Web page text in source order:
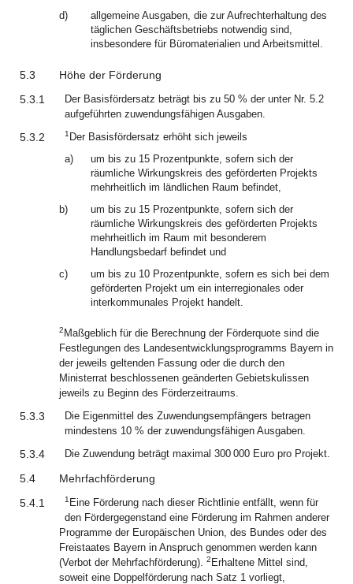
d)
allgemeine Ausgaben, die zur Aufrechterhaltung des
täglichen Geschäftsbetriebs notwendig sind,
insbesondere für Büromaterialien und Arbeitsmittel.
5.3
Höhe der Förderung
5.3.1
Der Basisfördersatz beträgt bis zu 50 % der unter Nr. 5.2
aufgeführten zuwendungsfähigen Ausgaben.
5.3.2 1 Der Basisfördersatz erhöht sich jeweils
a)
um bis zu 15 Prozentpunkte, sofern sich der
räumliche Wirkungskreis des geförderten Projekts
mehrheitlich im ländlichen Raum befindet,
b)
um bis zu 15 Prozentpunkte, sofern sich der
räumliche Wirkungskreis des geförderten Projekts
mehrheitlich im Raum mit besonderem
Handlungsbedarf befindet und
c)
um bis zu 10 Prozentpunkte, sofern es sich bei dem
geförderten Projekt um ein interregionales oder
interkommunales Projekt handelt.
2 Maßgeblich für die Berechnung der Förderquote sind die
Festlegungen des Landesentwicklungsprogramms Bayern in
der jeweils geltenden Fassung oder die durch den
Ministerrat beschlossenen geänderten Gebietskulissen
jeweils zu Beginn des Förderzeitraums.
5.3.3
Die Eigenmittel des Zuwendungsempfängers betragen
mindestens 10 % der zuwendungsfähigen Ausgaben.
5.3.4 Die Zuwendung beträgt maximal 300 000 Euro pro Projekt.
5.4
Mehrfachförderung
5.4.1
1 Eine Förderung nach dieser Richtlinie entfällt, wenn für
den Fördergegenstand eine Förderung im Rahmen anderer
Programme der Europäischen Union, des Bundes oder des
Freistaates Bayern in Anspruch genommen werden kann
(Verbot der Mehrfachförderung). 2 Erhaltene Mittel sind,
soweit eine Doppelförderung nach Satz 1 vorliegt,